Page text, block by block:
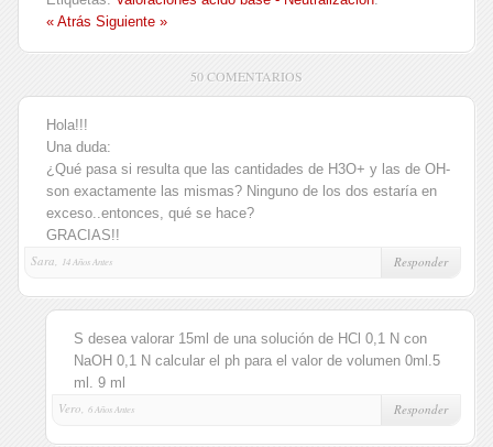
« Atrás Siguiente »
50 COMENTARIOS
Hola!!!
Una duda:
¿Qué pasa si resulta que las cantidades de H3O+ y las de OH-
son exactamente las mismas? Ninguno de los dos estaría en
exceso..entonces, qué se hace?
GRACIAS!!
Sara,
14 Años Antes Responder
S desea valorar 15ml de una solución de HCl 0,1 N con
NaOH 0,1 N calcular el ph para el valor de volumen 0ml.5
ml. 9 ml
Vero, 6 Años Antes Responder